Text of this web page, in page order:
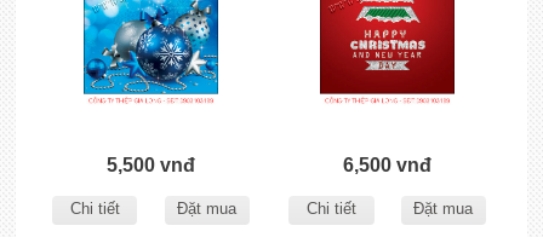
5,500 vnđ
Chi tiết Đặt mua
6,500 vnđ
Chi tiết Đặt mua